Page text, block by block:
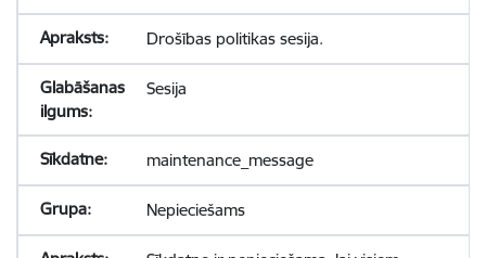
Drošības politikas sesija.
Sesija
maintenance_message
Nepieciešams